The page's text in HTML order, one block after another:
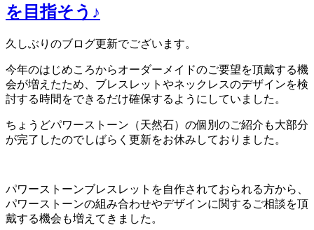
を目指そう♪
久しぶりのブログ更新でございます。
今年のはじめころからオーダーメイドのご要望を頂戴する機
会が増えたため、ブレスレットやネックレスのデザインを検
討する時間をできるだけ確保するようにしていました。
ちょうどパワーストーン（天然石）の個別のご紹介も大部分
が完了したのでしばらく更新をお休みしておりました。
パワーストーンブレスレットを自作されておられる方から、
パワーストーンの組み合わせやデザインに関するご相談を頂
戴する機会も増えてきました。